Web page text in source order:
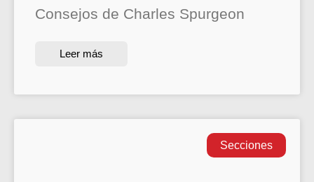
Consejos de Charles Spurgeon
Leer más
Secciones